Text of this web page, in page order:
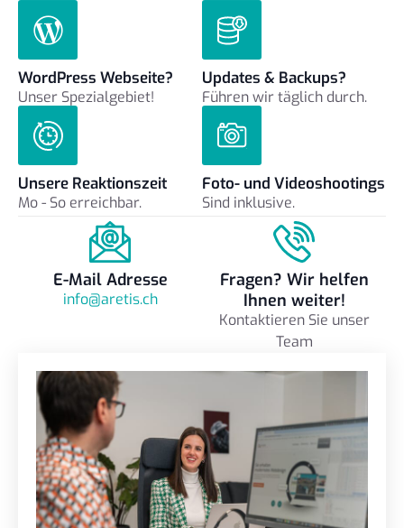
WordPress Webseite?
Unser Spezialgebiet!
Updates & Backups?
Führen wir täglich durch.
Unsere Reaktionszeit
Mo - So erreichbar.
Foto- und Videoshootings
Sind inklusive.
E-Mail Adresse
info@aretis.ch
Fragen? Wir helfen
Ihnen weiter!
Kontaktieren Sie unser
Team